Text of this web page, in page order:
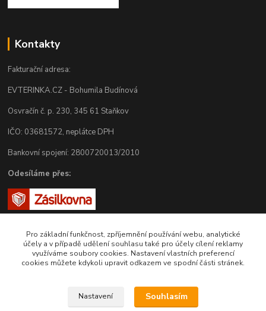
Kontakty
Fakturační adresa:
EVTERINKA.CZ - Bohumila Budínová
Osvračín č. p. 230, 345 61 Staňkov
IČO: 03681572, neplátce DPH
Bankovní spojení: 2800720013/2010
Odesíláme přes:
Zákaznická podpora eshopu EVTERINKA.CZ
Pro základní funkčnost, zpříjemnění používání webu, analytické
účely a v případě udělení souhlasu také pro účely cílení reklamy
využíváme soubory cookies. Nastavení vlastních preferencí
cookies můžete kdykoli upravit odkazem ve spodní části stránek.
Nastavení Souhlasím